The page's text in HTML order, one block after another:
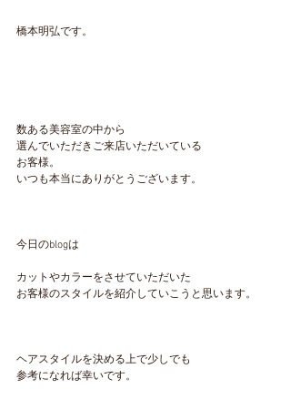
橋本明弘です。
数ある美容室の中から
選んでいただきご来店いただいている
お客様。
いつも本当にありがとうございます。
今日のblogは
カットやカラーをさせていただいた
お客様のスタイルを紹介していこうと思います。
ヘアスタイルを決める上で少しでも
参考になれば幸いです。